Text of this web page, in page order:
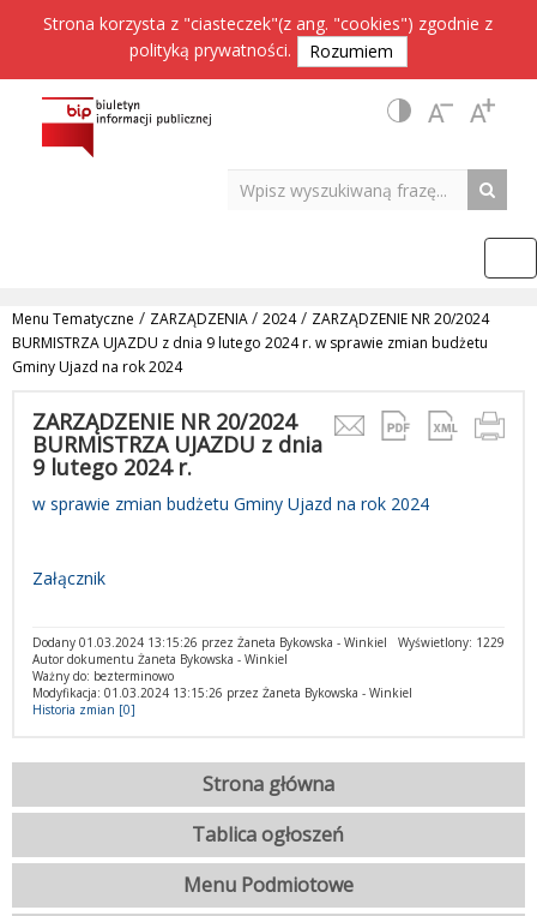
Strona korzysta z "ciasteczek"(z ang. "cookies") zgodnie z
polityką prywatności. Rozumiem
Menu Tematyczne / ZARZĄDZENIA/ 2024/ ZARZĄDZENIE NR 20/2024
BURMISTRZA UJAZDU z dnia 9 lutego 2024 r. w sprawie zmian budżetu
Gminy Ujazd na rok 2024
ZARZĄDZENIE NR 20/2024
BURMISTRZA UJAZDU z dnia
9 lutego 2024 r.
w sprawie zmian budżetu Gminy Ujazd na rok 2024
Załącznik
Wyświetlony: 1229
Dodany 01.03.2024 13:15:26 przez Żaneta Bykowska - Winkiel
Autor dokumentu Żaneta Bykowska - Winkiel
Ważny do: bezterminowo
Modyfikacja: 01.03.2024 13:15:26 przez Żaneta Bykowska - Winkiel
Historia zmian [0]
Strona główna
Tablica ogłoszeń
Menu Podmiotowe